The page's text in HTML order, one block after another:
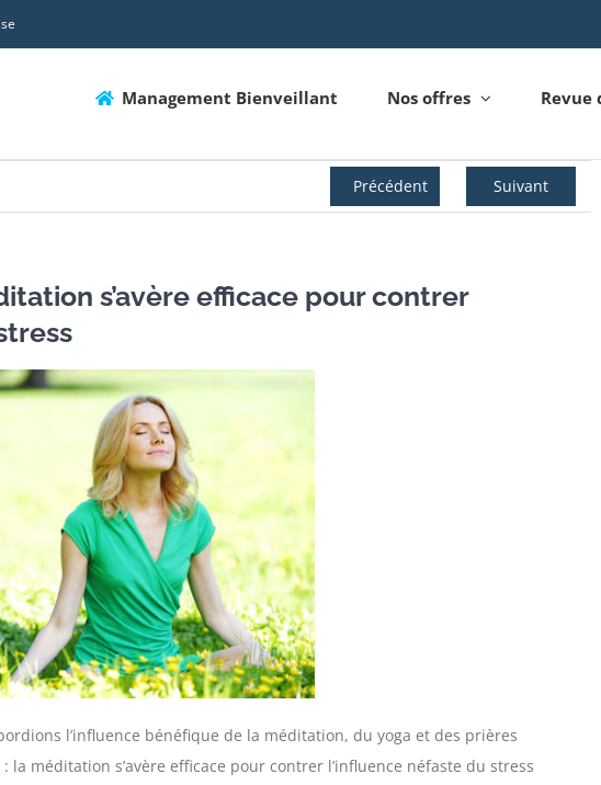
Management Bienveillant Nos offres Revue
Précédent Suivant
s’avère efficace pour contrer
l’influence bénéfique de la méditation, du yoga et des prières
méditation s’avère efficace pour contrer l’influence néfaste du stress